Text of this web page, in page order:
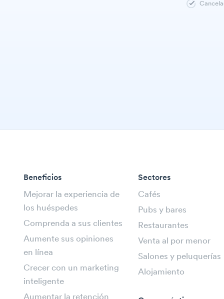
Beneficios
Mejorar la experiencia de
los huéspedes
Comprenda a sus clientes
Aumente sus opiniones
en línea
Crecer con un marketing
inteligente
Sectores
Cafés
Pubs y bares
Restaurantes
Venta al por menor
Salones y peluquerías
Alojamiento